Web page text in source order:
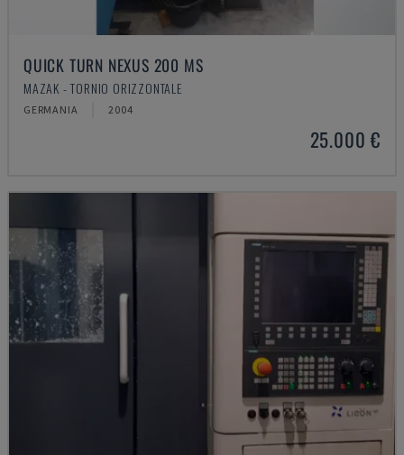
QUICK TURN NEXUS 200 MS
MAZAK - TORNIO ORIZZONTALE
GERMANIA 2004
25.000 €